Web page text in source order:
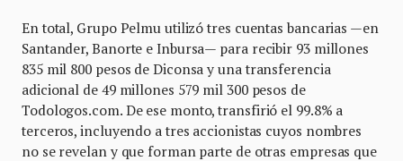
En total, Grupo Pelmu utilizó tres cuentas bancarias —en
Santander, Banorte e Inbursa— para recibir 93 millones
835 mil 800 pesos de Diconsa y una transferencia
adicional de 49 millones 579 mil 300 pesos de
Todologos.com. De ese monto, transfirió el 99.8% a
terceros, incluyendo a tres accionistas cuyos nombres
no se revelan y que forman parte de otras empresas que